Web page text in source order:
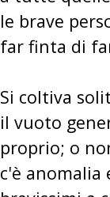
le brave
far finta di
Si coltiva
il vuoto
proprio; o
c'è anomalia